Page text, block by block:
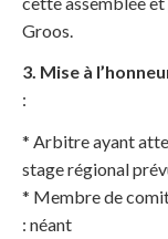
Groos.
3. Mise à
:
* Arbitre ayant
stage régional
* Membre de
: néant